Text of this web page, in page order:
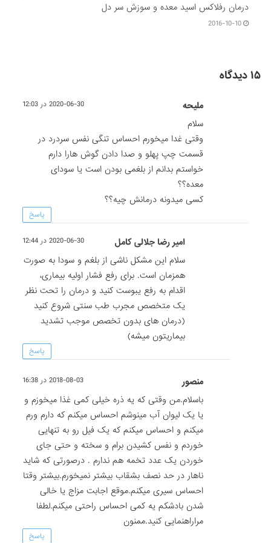
درمان رفلاکس اسید معده و سوزش سر دل
2016-10-10
۱۵ دیدگاه
ملیحه 2020-06-30 در 12:03
سلام
وقتی غدا میخورم احساس تنگی نفس سردرد در
قسمت چپ پهلو و صدا دادن گوش هارا دارم
خواستم بدانم از بلغمی بودن است یا سودای
معده؟؟
کسی میدونه درمانش چیه؟؟
پاسخ
امیر رضا جلالی کامل 2020-06-30 در 12:44
سلام این مشکل ناشی از بلغم و سودا به صورت
همزمان است. برای رفع فشار اولیه بیماری،
اقدام به رفع یبوست کنید و درمان را تحت نظر
یک متخصص مجرب طب سنتی شروع کنید
(درمان های بدون تخصص موجب تشدید
بیماریتون میشه)
پاسخ
منصور 2018-08-03 در 16:38
باسلام.من وقتی که یه ذره خیلی کمی غذا میخوزم و
یا یک لیوان آب مینوشم احساس میکنم که دارم ورم
میکنم و احساس میکنم که یک فیل رو به تنهایی
خوردم و نفس کشیدن برام و سخته و حتی جای
خوردن یک عدد تخمه هم ندارم . درصورتی که شاید
ناهار در حد نصف بشقاب بیشتر نمیخورم.بیشتر وقتا
احساس سیری میکنم.موقع اجابت مزاج یا خالی
شدن بادشکم یه کمی احساس راحتی میکنم.لطفا
مراراهنمایی کنید.ممنون
پاسخ